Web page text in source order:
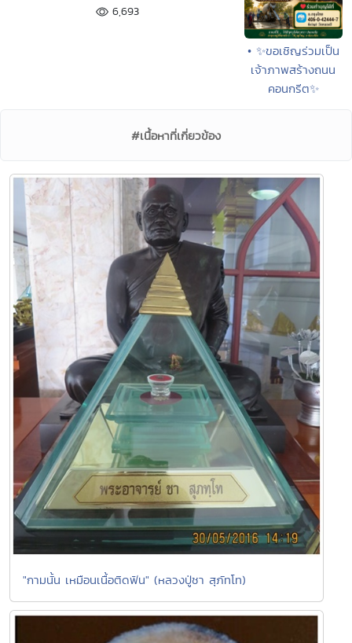
6,693
• ✨ขอเชิญร่วมเป็น
เจ้าภาพสร้างถนน
คอนกรีต✨
#เนื้อหาที่เกี่ยวข้อง
"กามนั้น เหมือนเนื้อติดฟัน" (หลวงปู่ชา สุภัทโท)